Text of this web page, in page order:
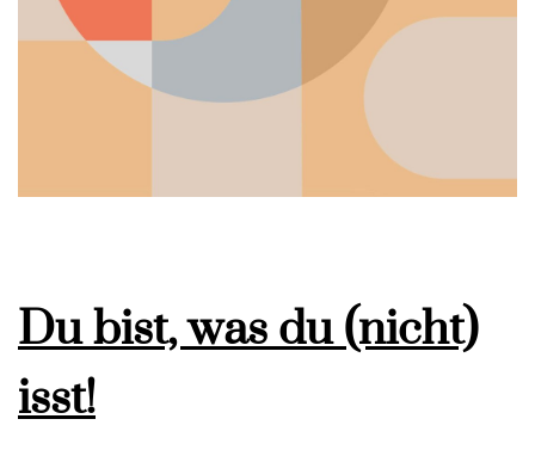
Du bist, was du (nicht)
isst!